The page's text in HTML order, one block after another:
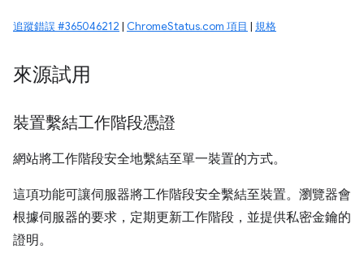
追蹤錯誤 #365046212 | ChromeStatus.com 項目 | 規格
來源試用
裝置繫結工作階段憑證
網站將工作階段安全地繫結至單一裝置的方式。
這項功能可讓伺服器將工作階段安全繫結至裝置。瀏覽器會
根據伺服器的要求，定期更新工作階段，並提供私密金鑰的
證明。